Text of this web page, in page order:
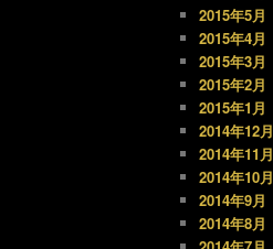
2015年5月
2015年4月
2015年3月
2015年2月
2015年1月
2014年12月
2014年11月
2014年10月
2014年9月
2014年8月